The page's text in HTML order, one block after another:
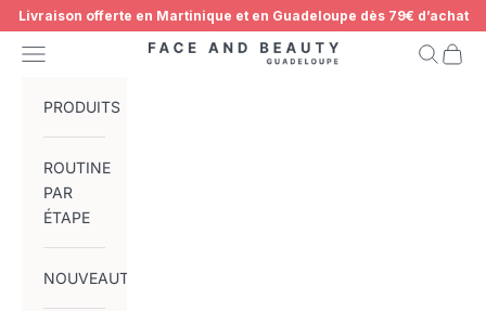
Passer au contenu
Livraison offerte en Martinique et en Guadeloupe dès 79€ d’achat
Face and Beauty Guadeloupe
Menu Panier
PRODUITS
ROUTINE
PAR
ÉTAPE
NOUVEAUTÉS